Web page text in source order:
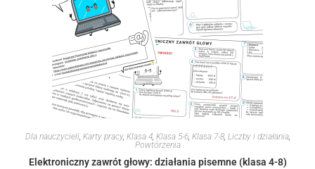
Dla nauczycieli, Karty pracy, Klasa 4, Klasa 5-6, Klasa 7-8, Liczby i działania,
Powtórzenia
Elektroniczny zawrót głowy: działania pisemne (klasa 4-8)